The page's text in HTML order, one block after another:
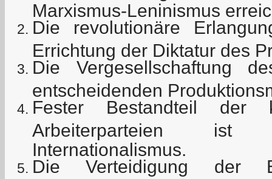
Marxismus-Leninismus
Die revolutionäre
Errichtung der Diktatur des
Die Vergesellschaftung
entscheidenden
Fester Bestandteil der
Arbeiterparteien ist
Internationalismus.
Die Verteidigung der